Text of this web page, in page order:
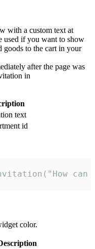
with a custom text at
used if you want to show
goods to the cart in your
after the page was
in
text
id
color.